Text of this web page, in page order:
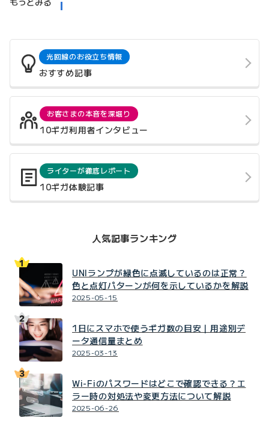
光回線のお役立ち情報
おすすめ記事
お客さまの本音を深堀り
10ギガ利用者インタビュー
ライターが徹底レポート
10ギガ体験記事
人気記事ランキング
UNIランプが緑色に点滅しているのは正常？
色と点灯パターンが何を示しているかを解説
2025-05-15
1日にスマホで使うギガ数の目安｜用途別デ
ータ通信量まとめ
2025-03-13
Wi-Fiのパスワードはどこで確認できる？エ
ラー時の対処法や変更方法について解説
2025-06-26